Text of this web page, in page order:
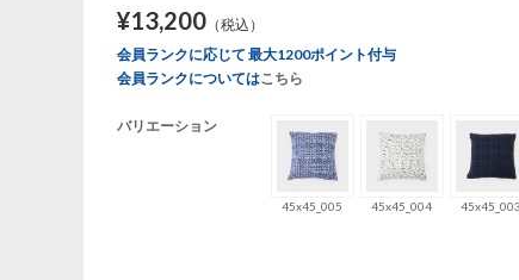
¥13,200（税込）
会員ランクに応じて 最大1200ポイント付与
会員ランクについてはこちら
バリエーション
45x45_005 45x45_004 45x45_003